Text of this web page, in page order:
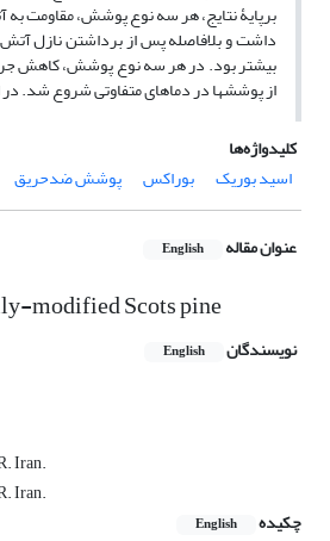
برپایۀ نتایج، هر سه نوع پوشش، مقاومت
داشت و بلافاصله پس از برداشتن نازل
از پوشش­ها در دماهای متفاوتی شروع شد.
کلیدواژه‌ها
اسید بوریک
بوراکس پوشش ضدحریق
عنوان مقاله English
modified Scots pine
نویسندگان English
Iran.
Iran.
چکیده
English